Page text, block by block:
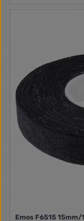
300 / 500 l/min. Tartozékok: 4x adapter 1x kaparó
Emos F6515